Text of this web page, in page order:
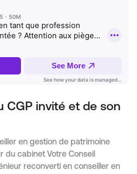
CGP invité et de son
en gestion de patrimoine
du cabinet Votre Conseil
reconverti en conseiller en